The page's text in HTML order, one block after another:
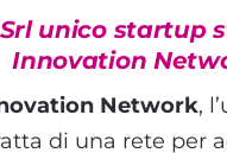
unico startup
Innovation
Network,
di una rete per